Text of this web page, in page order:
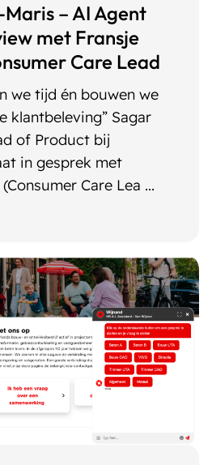
– AI Agent
met Fransje
Care Lead
we tijd én bouwen we
klantbeleving” Sagar
of Product bij
in gesprek met
Care Lea ...